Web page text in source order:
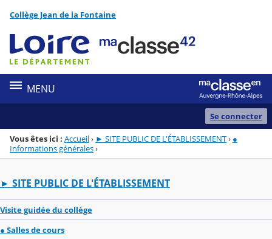
Menu de la rubrique
Contenu
Collège Jean de la Fontaine
MENU
Se connecter
Vous êtes ici : Accueil› ► SITE PUBLIC DE L'ÉTABLISSEMENT› ●
Informations générales›
► SITE PUBLIC DE L'ÉTABLISSEMENT
Visite guidée du collège
● Salles de cours